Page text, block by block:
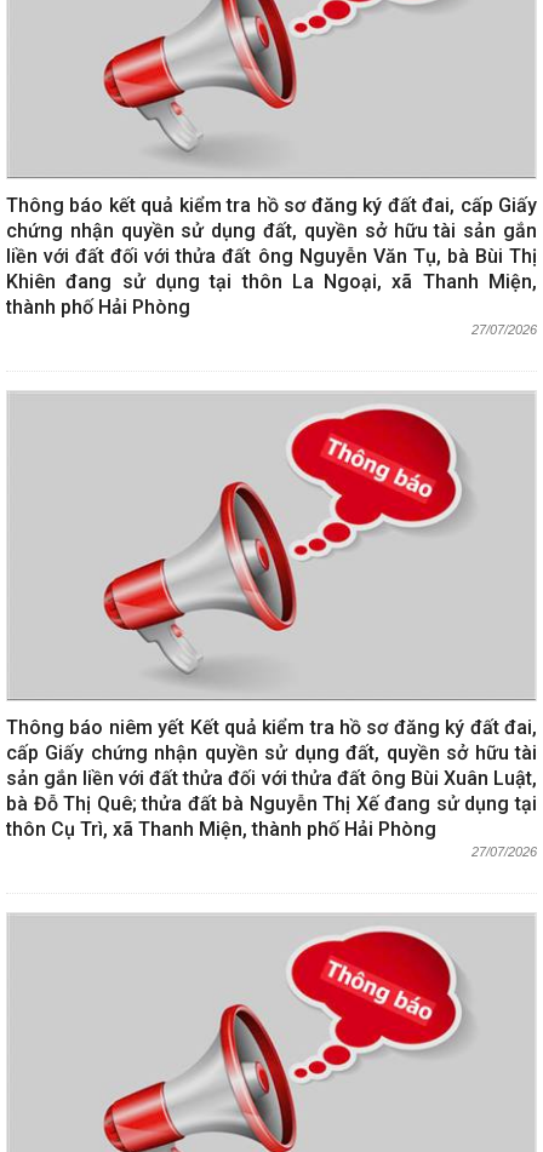
Thông báo kết quả kiểm tra hồ sơ đăng ký đất đai, cấp Giấy
chứng nhận quyền sử dụng đất, quyền sở hữu tài sản gắn
liền với đất đối với thửa đất ông Nguyễn Văn Tụ, bà Bùi Thị
Khiên đang sử dụng tại thôn La Ngoại, xã Thanh Miện,
thành phố Hải Phòng
27/07/2026
Thông báo niêm yết Kết quả kiểm tra hồ sơ đăng ký đất đai,
cấp Giấy chứng nhận quyền sử dụng đất, quyền sở hữu tài
sản gắn liền với đất thửa đối với thửa đất ông Bùi Xuân Luật,
bà Đỗ Thị Quê; thửa đất bà Nguyễn Thị Xế đang sử dụng tại
thôn Cụ Trì, xã Thanh Miện, thành phố Hải Phòng
27/07/2026